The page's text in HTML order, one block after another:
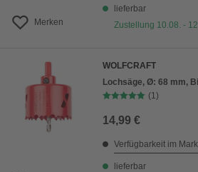
Merken
lieferbar
Zustellung 10.08. -
WOLFCRAFT
Lochsäge, Ø: 68 mm,
(1)
14,99 €
Verfügbarkeit im
lieferbar